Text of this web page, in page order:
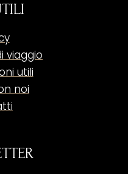
viaggio
utili
noi